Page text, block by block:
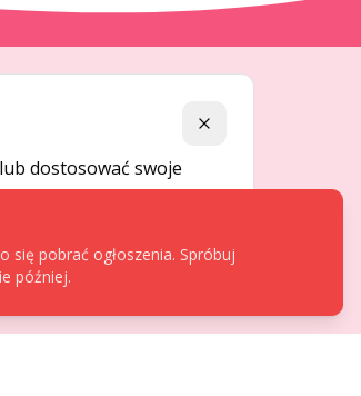
Usługi premium
Regulamin
się pobrać ogłoszenia. Spróbuj
później.
Zamknij
dostosować swoje
Akceptuj wszystkie